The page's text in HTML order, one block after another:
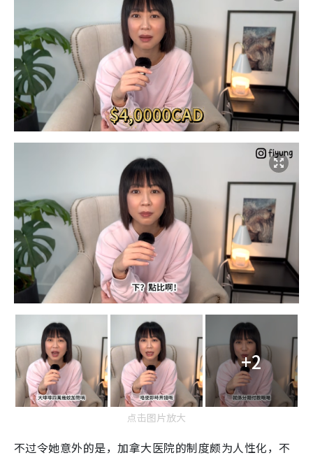
+2
点击图片放大
不过令她意外的是，加拿大医院的制度颇为人性化，不